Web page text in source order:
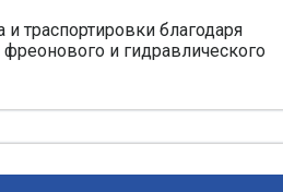
траспортировки благодаря
и гидравлического